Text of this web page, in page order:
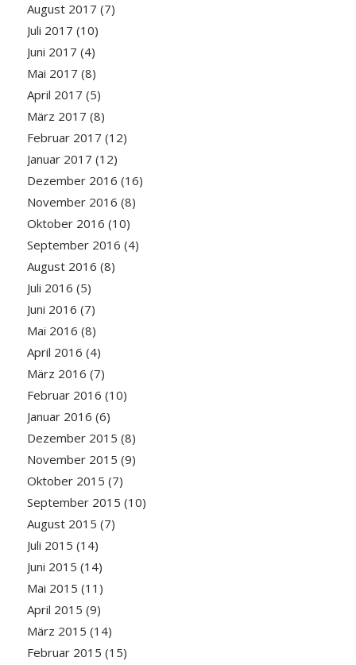
August 2017 (7)
Juli 2017 (10)
Juni 2017 (4)
Mai 2017 (8)
April 2017 (5)
März 2017 (8)
Februar 2017 (12)
Januar 2017 (12)
Dezember 2016 (16)
November 2016 (8)
Oktober 2016 (10)
September 2016 (4)
August 2016 (8)
Juli 2016 (5)
Juni 2016 (7)
Mai 2016 (8)
April 2016 (4)
März 2016 (7)
Februar 2016 (10)
Januar 2016 (6)
Dezember 2015 (8)
November 2015 (9)
Oktober 2015 (7)
September 2015 (10)
August 2015 (7)
Juli 2015 (14)
Juni 2015 (14)
Mai 2015 (11)
April 2015 (9)
März 2015 (14)
Februar 2015 (15)